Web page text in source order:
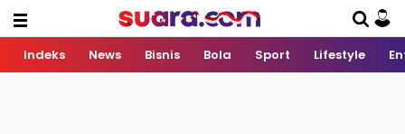
Indeks News Bisnis Bola Sport Lifestyle